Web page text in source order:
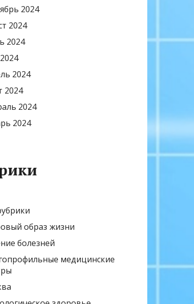
2024
2024
2024
2024
2024
2024
2024
образ жизни
болезней
медицинские